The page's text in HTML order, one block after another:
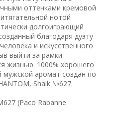
оттенками кремовой
нотой
долгоиграющий
благодаря дуэту
и искусственного
выйти за рамки
жизнью. 1000% хорошего
мужской аромат создан по
Shaik №627.
(Paco Rabanne